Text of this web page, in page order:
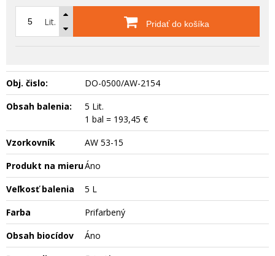
Lit. Pridať do košíka
Obj. čislo:
DO-0500/AW-2154
Obsah balenia:
5 Lit.
1 bal = 193,45 €
Vzorkovník
AW 53-15
Produkt na mieruÁno
Veľkosť balenia
5 L
Farba
Prifarbený
Obsah biocídov
Áno